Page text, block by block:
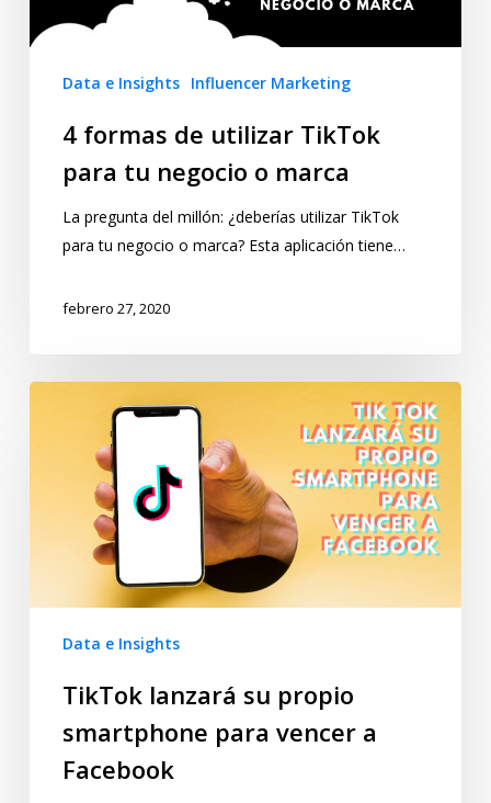
Data e Insights Influencer Marketing
4 formas de utilizar TikTok
para tu negocio o marca
La pregunta del millón: ¿deberías utilizar TikTok
para tu negocio o marca? Esta aplicación tiene…
febrero 27, 2020
Data e Insights
TikTok lanzará su propio
smartphone para vencer a
Facebook